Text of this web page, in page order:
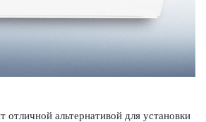
отличной альтернативой для установки